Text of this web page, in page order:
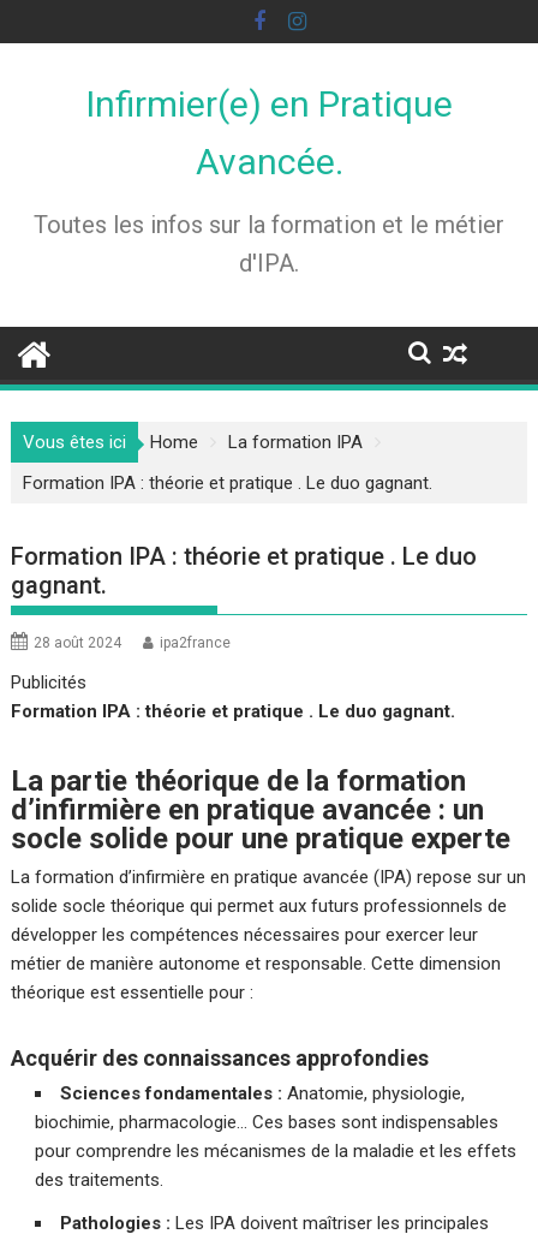
to
Infirmier(e) en Pratique
Avancée.
Toutes les infos sur la formation et le métier
d'IPA.
Vous êtes ici Home
La formation IPA
Formation IPA : théorie et pratique . Le duo gagnant.
Formation IPA : théorie et pratique . Le duo
gagnant.
28 août 2024 ipa2france
Publicités
Formation IPA : théorie et pratique . Le duo gagnant.
La partie théorique de la formation
d’infirmière en pratique avancée : un
socle solide pour une pratique experte
La formation d’infirmière en pratique avancée (IPA) repose sur un
solide socle théorique qui permet aux futurs professionnels de
développer les compétences nécessaires pour exercer leur
métier de manière autonome et responsable. Cette dimension
théorique est essentielle pour :
Acquérir des connaissances approfondies
Sciences fondamentales : Anatomie, physiologie,
biochimie, pharmacologie… Ces bases sont indispensables
pour comprendre les mécanismes de la maladie et les effets
des traitements.
Pathologies : Les IPA doivent maîtriser les principales